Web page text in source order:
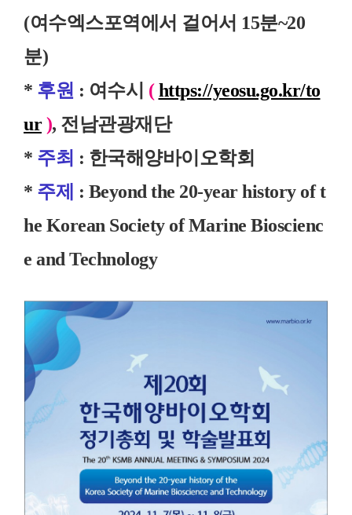
(여수엑스포역에서 걸어서 15분~20
분)
* 후원 : 여수시 ( https://yeosu.go.kr/to
ur ), 전남관광재단
* 주최 : 한국해양바이오학회
* 주제
: Beyond the 20-year history of t
he Korean Society of Marine Bioscienc
e and Technology